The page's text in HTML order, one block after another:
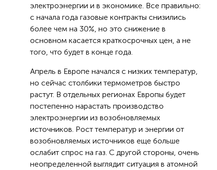
электроэнергии и в экономике. Все правильно:
с начала года газовые контракты снизились
более чем на 30%, но это снижение в
основном касается краткосрочных цен, а не
того, что будет в конце года.
Апрель в Европе начался с низких температур,
но сейчас столбики термометров быстро
растут. В отдельных регионах Европы будет
постепенно нарастать производство
электроэнергии из возобновляемых
источников. Рост температур и энергии от
возобновляемых источников еще больше
ослабит спрос на газ. С другой стороны, очень
неопределенной выглядит ситуация в атомной